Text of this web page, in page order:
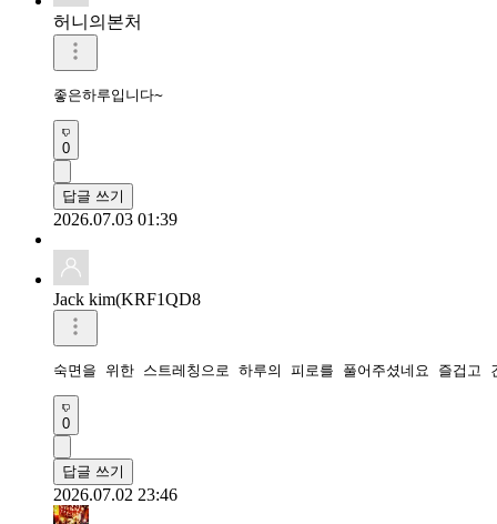
허니의본처
좋은하루입니다~
0
답글 쓰기
2026.07.03 01:39
Jack kim(KRF1QD8
숙면을 위한 스트레칭으로 하루의 피로를 풀어주셨네요 즐겁
0
답글 쓰기
2026.07.02 23:46